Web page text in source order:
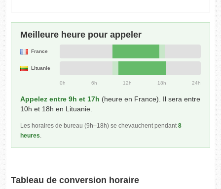
Meilleure heure pour appeler
France
Lituanie
0h 6h 12h 18h 24h
Appelez entre 9h et 17h (heure en France). Il sera entre
10h et 18h en Lituanie.
Les horaires de bureau (9h–18h) se chevauchent pendant8
heures.
Tableau de conversion horaire